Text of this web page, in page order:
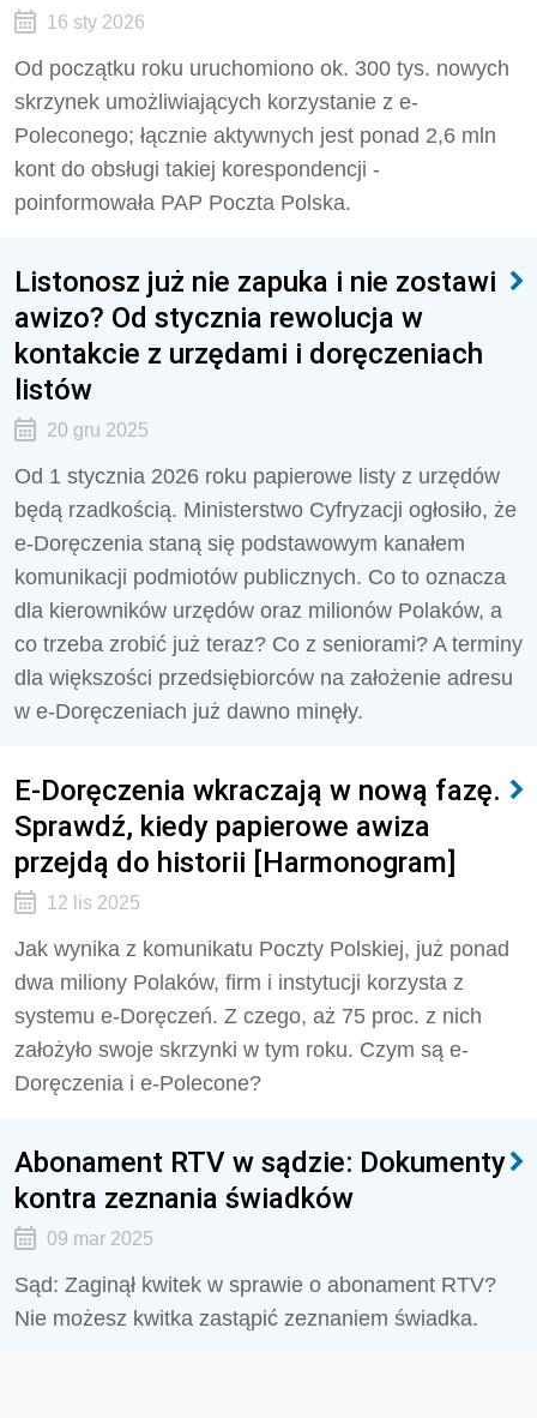
16 sty 2026
Od początku roku uruchomiono ok. 300 tys. nowych
skrzynek umożliwiających korzystanie z e-
Poleconego; łącznie aktywnych jest ponad 2,6 mln
kont do obsługi takiej korespondencji -
poinformowała PAP Poczta Polska.
Listonosz już nie zapuka i nie zostawi
awizo? Od stycznia rewolucja w
kontakcie z urzędami i doręczeniach
listów
20 gru 2025
Od 1 stycznia 2026 roku papierowe listy z urzędów
będą rzadkością. Ministerstwo Cyfryzacji ogłosiło, że
e-Doręczenia staną się podstawowym kanałem
komunikacji podmiotów publicznych. Co to oznacza
dla kierowników urzędów oraz milionów Polaków, a
co trzeba zrobić już teraz? Co z seniorami? A terminy
dla większości przedsiębiorców na założenie adresu
w e-Doręczeniach już dawno minęły.
E-Doręczenia wkraczają w nową fazę.
Sprawdź, kiedy papierowe awiza
przejdą do historii [Harmonogram]
12 lis 2025
Jak wynika z komunikatu Poczty Polskiej, już ponad
dwa miliony Polaków, firm i instytucji korzysta z
systemu e-Doręczeń. Z czego, aż 75 proc. z nich
założyło swoje skrzynki w tym roku. Czym są e-
Doręczenia i e-Polecone?
Abonament RTV w sądzie: Dokumenty
kontra zeznania świadków
09 mar 2025
Sąd: Zaginął kwitek w sprawie o abonament RTV?
Nie możesz kwitka zastąpić zeznaniem świadka.